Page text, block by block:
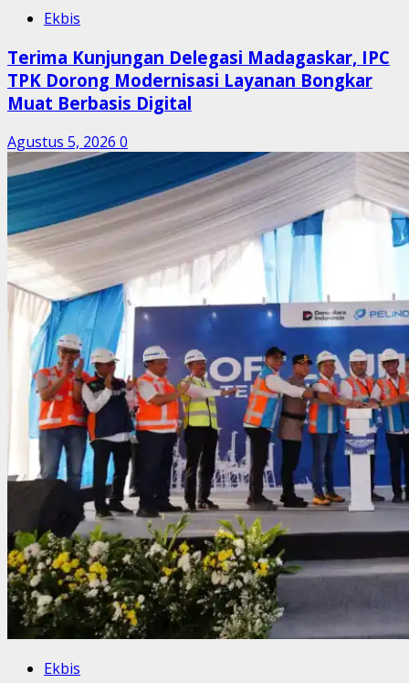
Ekbis
Terima Kunjungan Delegasi Madagaskar, IPC
TPK Dorong Modernisasi Layanan Bongkar
Muat Berbasis Digital
Agustus 5, 2026 0
Ekbis